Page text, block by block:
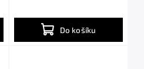
Do košíku